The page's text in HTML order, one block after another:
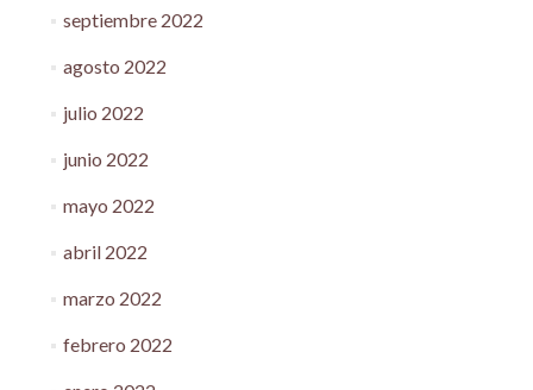
septiembre 2022
agosto 2022
julio 2022
junio 2022
mayo 2022
abril 2022
marzo 2022
febrero 2022